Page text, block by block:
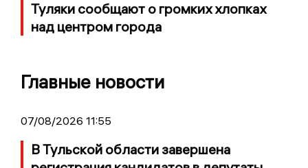
Туляки сообщают о громких хлопках
над центром города
Главные новости
07/08/2026 11:55
В Тульской области завершена